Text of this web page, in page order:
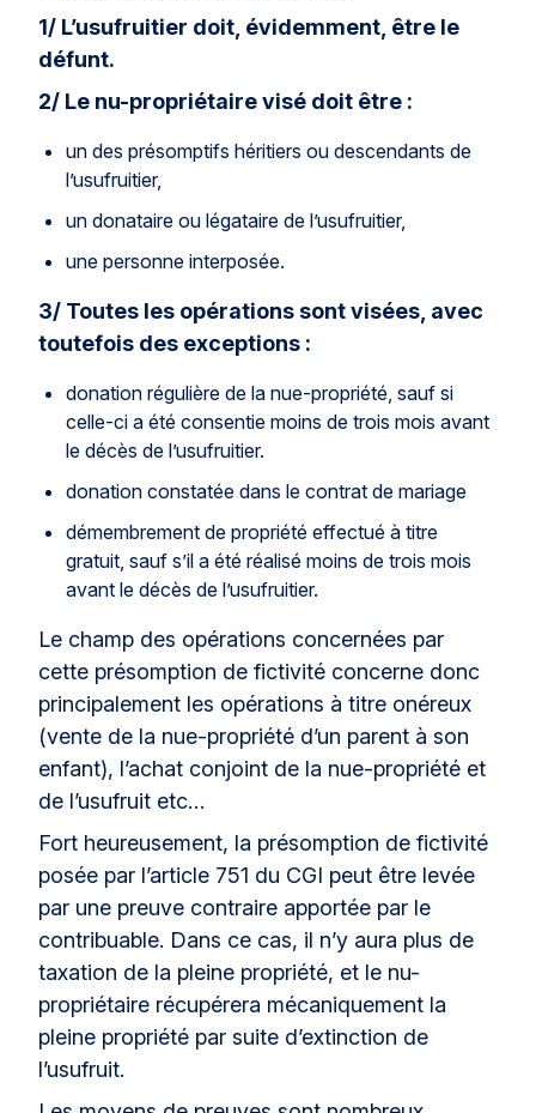
1/ L’usufruitier doit, évidemment, être le
défunt.
2/ Le nu-propriétaire visé doit être :
un des présomptifs héritiers ou descendants de
l’usufruitier,
un donataire ou légataire de l’usufruitier,
une personne interposée.
3/ Toutes les opérations sont visées, avec
toutefois des exceptions :
donation régulière de la nue-propriété, sauf si
celle-ci a été consentie moins de trois mois avant
le décès de l’usufruitier.
donation constatée dans le contrat de mariage
démembrement de propriété effectué à titre
gratuit, sauf s’il a été réalisé moins de trois mois
avant le décès de l’usufruitier.
Le champ des opérations concernées par
cette présomption de fictivité concerne donc
principalement les opérations à titre onéreux
(vente de la nue-propriété d’un parent à son
enfant), l’achat conjoint de la nue-propriété et
de l’usufruit etc…
Fort heureusement, la présomption de fictivité
posée par l’article 751 du CGI peut être levée
par une preuve contraire apportée par le
contribuable. Dans ce cas, il n’y aura plus de
taxation de la pleine propriété, et le nu-
propriétaire récupérera mécaniquement la
pleine propriété par suite d’extinction de
l’usufruit.